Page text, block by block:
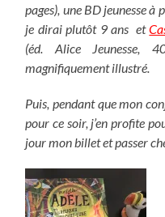
pages), une BD jeunesse
je dirai plutôt 9 ans et
(éd. Alice Jeunesse,
magnifiquement illustré.
Puis, pendant que mon
pour ce soir, j’en profite
jour mon billet et passer